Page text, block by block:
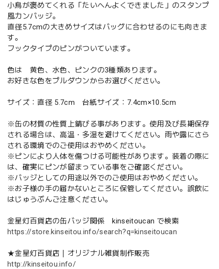
小鳥が褒めてくれる「たいへんよくできました」のスタンプ
風カンバッジ。
直径5.7cmの大きめサイズはバッグに合わせるのにも向きま
す。
フックタイプのピンがついています。
色は 黄色、水色、ピンクの3種類あります。
お好きな色をプルダウンからお選びください。
サイズ：直径 5.7cm 台紙サイズ：7.4cm×10.5cm
※缶の材質の性質上錆びる事があります。使用及び長期保存
される場合は、高温・多湿を避けてください。雨や露にさら
される環境でのご使用はおやめください。
※ピンにより人体を傷つける可能性があります。装着の際に
は、確実にピンが留まっている事をご確認ください。
※バッジとしての用途以外でのご使用はおやめください。
※お子様の手の届かないところに保管してください。誤飲に
はじゅうぶんご注意ください。
金星灯百貨店の缶バッジ関係 kinseitoucan で検索
https://store.kinseitou.info/search?q=kinseitoucan
★金星灯百貨店｜オリジナル雑貨制作販売
http://kinseitou.info/